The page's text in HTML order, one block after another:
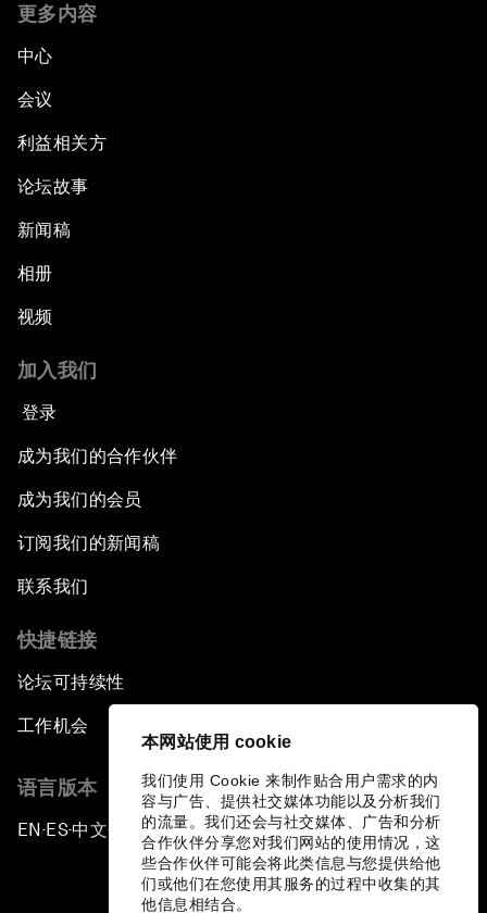
本网站使用 cookie
我们使用 Cookie 来制作贴合用户需求的内
容与广告、提供社交媒体功能以及分析我们
的流量。我们还会与社交媒体、广告和分析
合作伙伴分享您对我们网站的使用情况，这
些合作伙伴可能会将此类信息与您提供给他
们或他们在您使用其服务的过程中收集的其
他信息相结合。
更多内容
中心
会议
利益相关方
论坛故事
新闻稿
相册
视频
加入我们
登录
成为我们的合作伙伴
成为我们的会员
订阅我们的新闻稿
联系我们
快捷链接
论坛可持续性
工作机会
语言版本
EN ▪ES▪中文▪ 日本語